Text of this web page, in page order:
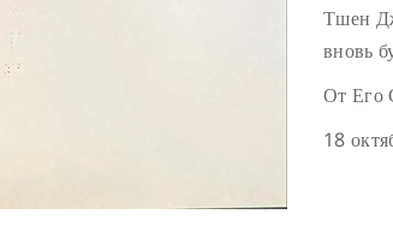
Тшен
вновь
От Его
18